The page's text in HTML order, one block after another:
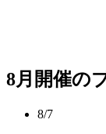
8月開催の
8/7